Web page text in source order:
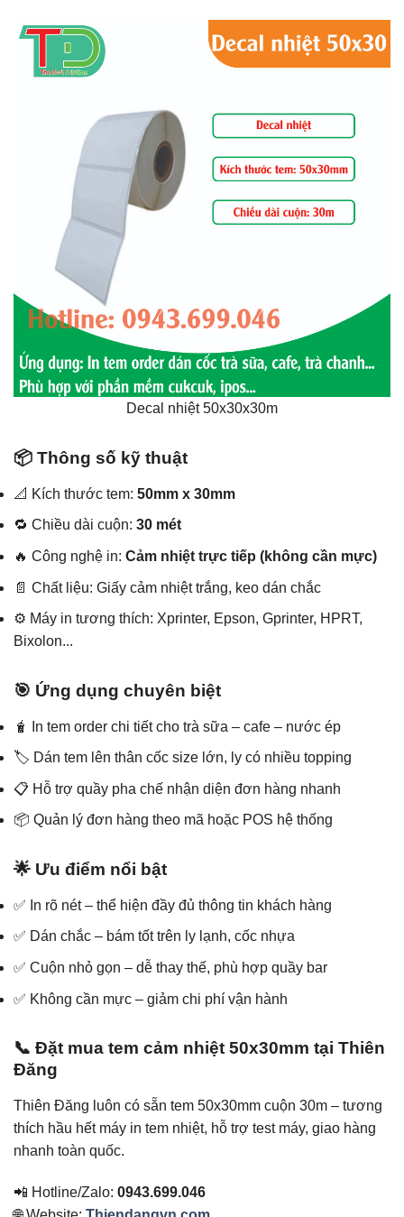
Decal nhiệt 50x30x30m
📦 Thông số kỹ thuật
📐 Kích thước tem: 50mm x 30mm
🔁 Chiều dài cuộn: 30 mét
🔥 Công nghệ in: Cảm nhiệt trực tiếp (không cần mực)
📄 Chất liệu: Giấy cảm nhiệt trắng, keo dán chắc
⚙️ Máy in tương thích: Xprinter, Epson, Gprinter, HPRT,
Bixolon...
🎯 Ứng dụng chuyên biệt
🧋 In tem order chi tiết cho trà sữa – cafe – nước ép
🏷️ Dán tem lên thân cốc size lớn, ly có nhiều topping
📋 Hỗ trợ quầy pha chế nhận diện đơn hàng nhanh
📦 Quản lý đơn hàng theo mã hoặc POS hệ thống
🌟 Ưu điểm nổi bật
✅ In rõ nét – thể hiện đầy đủ thông tin khách hàng
✅ Dán chắc – bám tốt trên ly lạnh, cốc nhựa
✅ Cuộn nhỏ gọn – dễ thay thế, phù hợp quầy bar
✅ Không cần mực – giảm chi phí vận hành
📞 Đặt mua tem cảm nhiệt 50x30mm tại Thiên
Đăng
Thiên Đăng luôn có sẵn tem 50x30mm cuộn 30m – tương
thích hầu hết máy in tem nhiệt, hỗ trợ test máy, giao hàng
nhanh toàn quốc.
📲 Hotline/Zalo: 0943.699.046